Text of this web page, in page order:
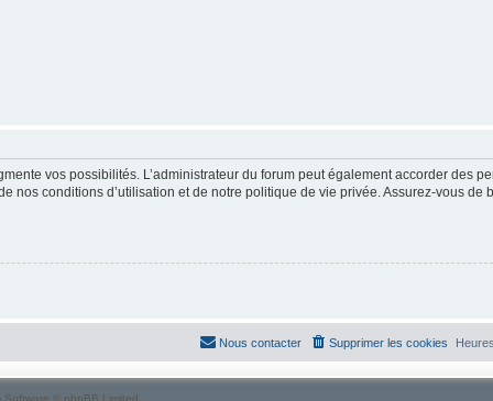
vos possibilités. L’administrateur du forum peut également accorder des
nos conditions d’utilisation et de notre politique de vie privée. Assurez-vous de
Supprimer les cookies
Nous contacter
Software © phpBB Limited